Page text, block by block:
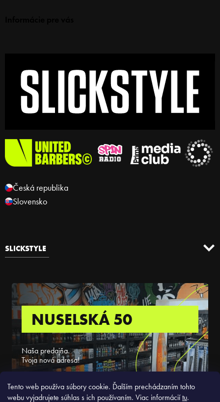
Tento web používa súbory cookie. Ďalším prechádzaním tohto
webu vyjadrujete súhlas s ich používaním. Viac informáciítu.
Česká republika
Slovensko
SLICKSTYLE
NUSELSKÁ 50
Naša predajňa.
Tvoja nová adresa!